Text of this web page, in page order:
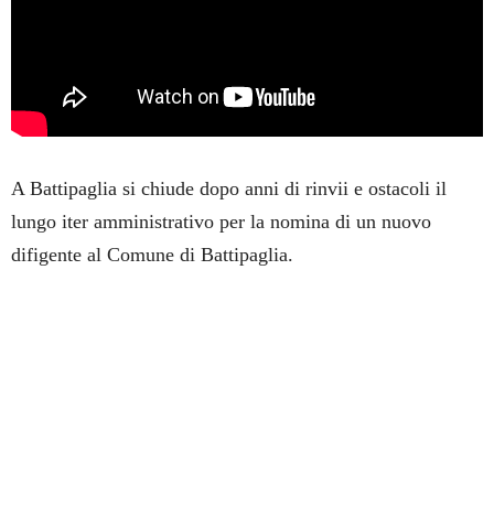
A Battipaglia si chiude dopo anni di rinvii e ostacoli il
lungo iter amministrativo per la nomina di un nuovo
difigente al Comune di Battipaglia.